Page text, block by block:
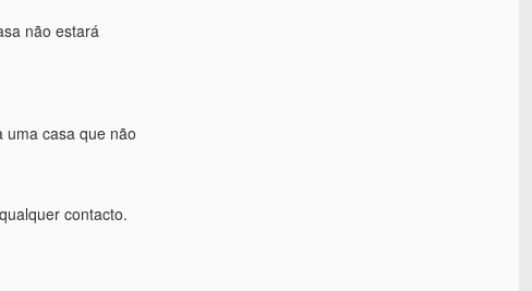
não estará
uma casa que não
contacto.